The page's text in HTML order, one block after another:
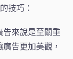
技巧：
告來說是至關重
告更加美觀，